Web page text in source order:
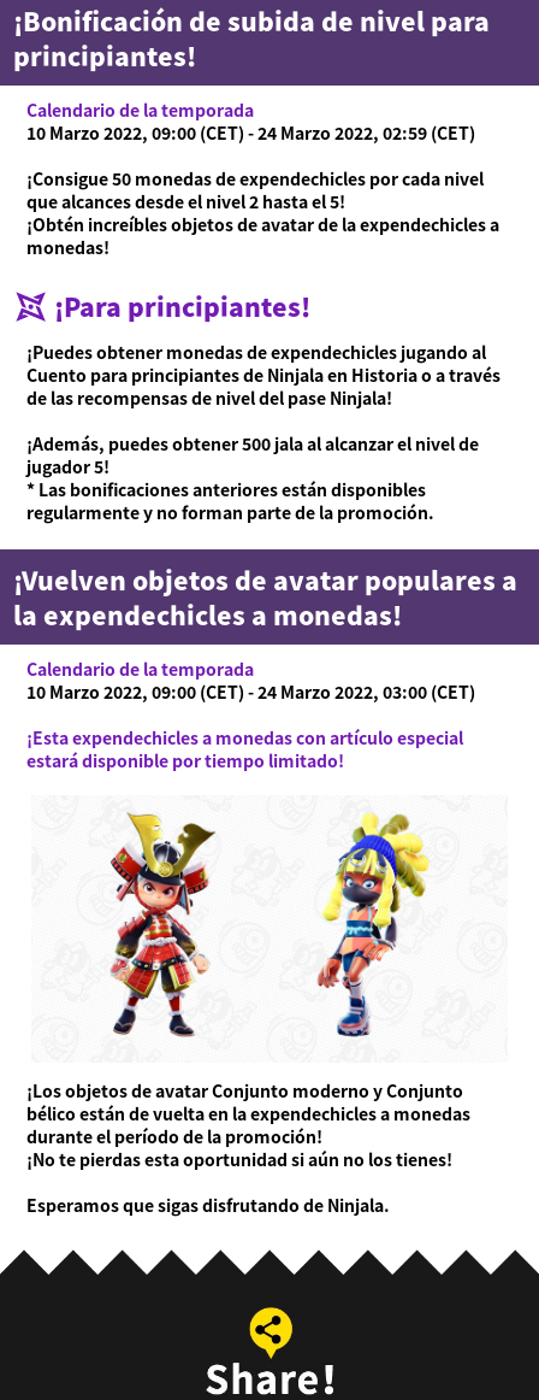
¡Bonificación de subida de nivel para
principiantes!
Calendario de la temporada
10 Marzo 2022, 09:00 (CET) - 24 Marzo 2022, 02:59 (CET)
¡Consigue 50 monedas de expendechicles por cada nivel
que alcances desde el nivel 2 hasta el 5!
¡Obtén increíbles objetos de avatar de la expendechicles a
monedas!
¡Para principiantes!
¡Puedes obtener monedas de expendechicles jugando al
Cuento para principiantes de Ninjala en Historia o a través
de las recompensas de nivel del pase Ninjala!
¡Además, puedes obtener 500 jala al alcanzar el nivel de
jugador 5!
* Las bonificaciones anteriores están disponibles
regularmente y no forman parte de la promoción.
¡Vuelven objetos de avatar populares a
la expendechicles a monedas!
Calendario de la temporada
10 Marzo 2022, 09:00 (CET) - 24 Marzo 2022, 03:00 (CET)
¡Esta expendechicles a monedas con artículo especial
estará disponible por tiempo limitado!
¡Los objetos de avatar Conjunto moderno y Conjunto
bélico están de vuelta en la expendechicles a monedas
durante el período de la promoción!
¡No te pierdas esta oportunidad si aún no los tienes!
Esperamos que sigas disfrutando de Ninjala.